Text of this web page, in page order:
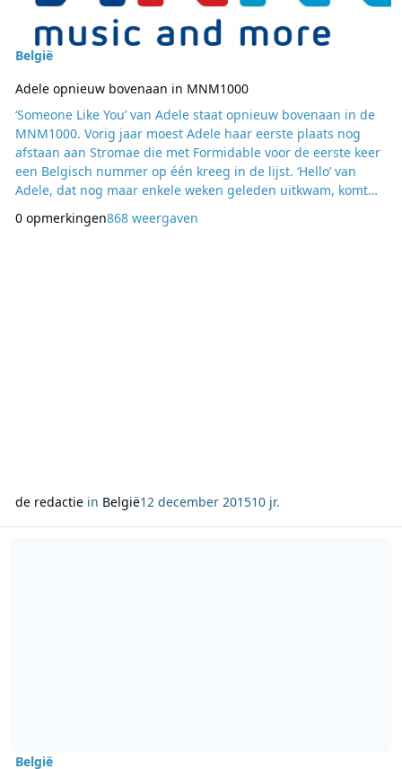
België
Adele opnieuw bovenaan in MNM1000
‘Someone Like You’ van Adele staat opnieuw bovenaan in de
MNM1000. Vorig jaar moest Adele haar eerste plaats nog
afstaan aan Stromae die met Formidable voor de eerste keer
een Belgisch nummer op één kreeg in de lijst. ‘Hello’ van
Adele, dat nog maar enkele weken geleden uitkwam, komt
duizend beste platen volgens de MNM-luisteraars en is
0 opmerkingen868 weergaven
de redactiein België12 december 201510 jr.
België